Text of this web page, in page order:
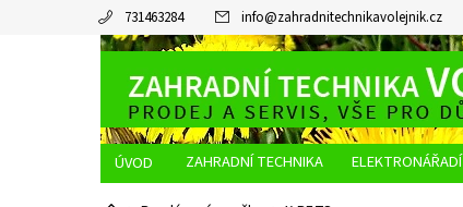
731463284 info@zahradnitechnikavolejnik.cz
ZAHRADNÍ TECHNIKA ELEKTRONÁŘADÍ
O NÁS
JAK NAKUPOVAT DOPRAVA A PLATBA